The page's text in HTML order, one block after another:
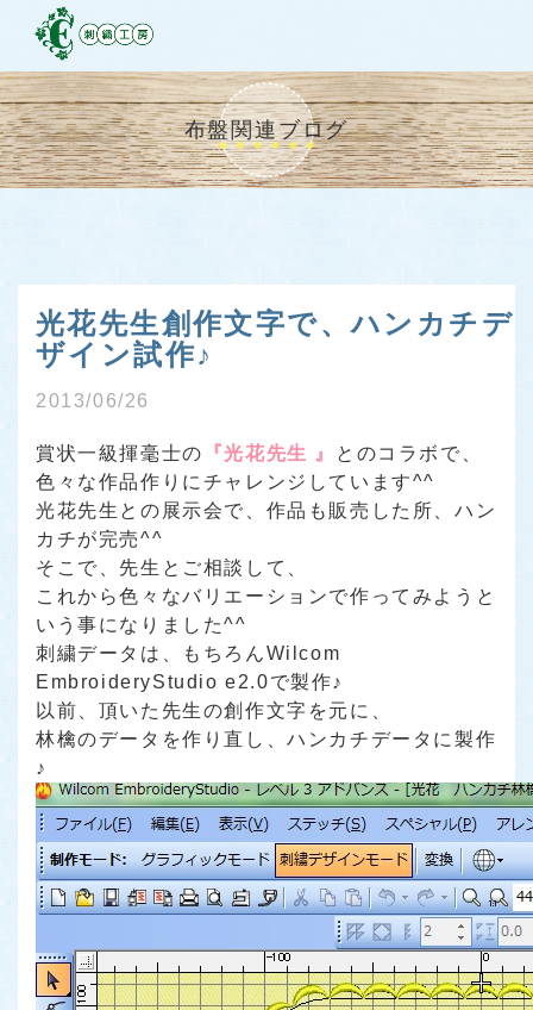
布盤関連ブログ
光花先生創作文字で、ハンカチデ
ザイン試作♪
2013/06/26
賞状一級揮毫士の 『光花先生 』
とのコラボで、
色々な作品作りにチャレンジしています^^
光花先生との展示会で、作品も販売した所、ハン
カチが完売^^
そこで、先生とご相談して、
これから色々なバリエーションで作ってみようと
いう事になりました^^
刺繍データは、もちろんWilcom
EmbroideryStudio e2.0で製作♪
以前、頂いた先生の創作文字を元に、
林檎のデータを作り直し、ハンカチデータに製作
♪